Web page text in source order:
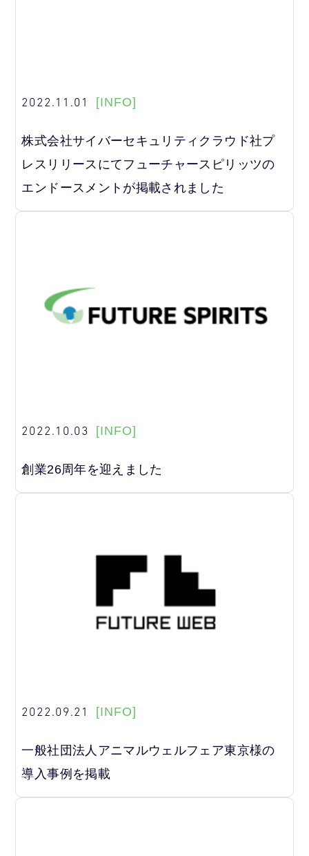
2022.11.01 [INFO]
株式会社サイバーセキュリティクラウド社プ
レスリリースにてフューチャースピリッツの
エンドースメントが掲載されました
2022.10.03 [INFO]
創業26周年を迎えました
2022.09.21 [INFO]
一般社団法人アニマルウェルフェア東京様の
導入事例を掲載